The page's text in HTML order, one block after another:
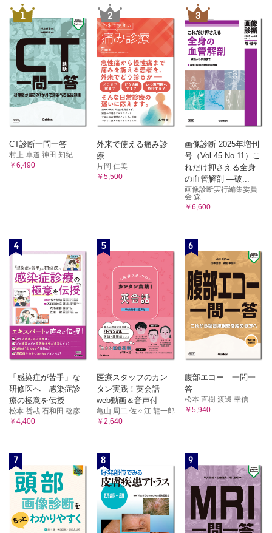
1
CT診断一問一答
村上 卓道 神田 知紀
￥6,490
2
外来で使える痛み診
療
片岡 仁美
￥5,500
3
画像診断 2025年増刊
号（Vol.45 No.11）こ
れだけ押さえる全身
の血管解剖 ―破...
画像診断実行編集委員
会 森...
￥6,600
4
「感染症が苦手」な
研修医へ 感染症診
療の極意を伝授
松本 哲哉 石和田 稔彦 ...
￥4,400
5
医療スタッフのカン
タン実践！英会話
web動画＆音声付
亀山 周二 佐々江 龍一郎
￥2,640
6
腹部エコー 一問一
答
松本 直樹 渡邊 幸信
￥5,940
7 8 9